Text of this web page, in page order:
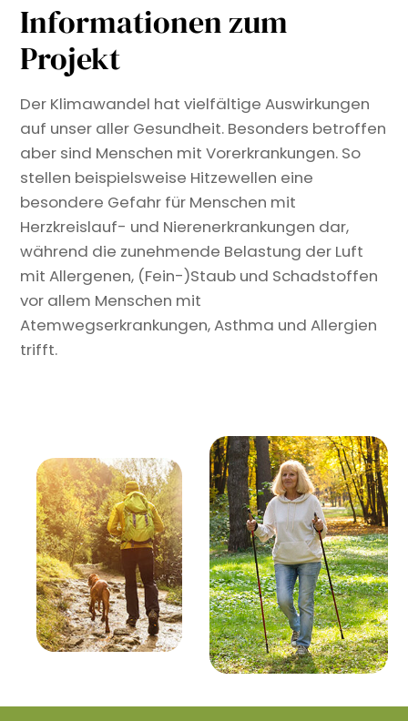
Informationen zum
Projekt
Der Klimawandel hat vielfältige Auswirkungen
auf unser aller Gesundheit. Besonders betroffen
aber sind Menschen mit Vorerkrankungen. So
stellen beispielsweise Hitzewellen eine
besondere Gefahr für Menschen mit
Herzkreislauf- und Nierenerkrankungen dar,
während die zunehmende Belastung der Luft
mit Allergenen, (Fein-)Staub und Schadstoffen
vor allem Menschen mit
Atemwegserkrankungen, Asthma und Allergien
trifft.